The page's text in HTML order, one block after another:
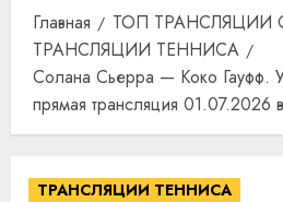
Главная
ТОП ТРАНСЛЯЦИИ
ТРАНСЛЯЦИИ ТЕННИСА
Солана Сьерра — Коко Гауфф.
прямая трансляция 01.07.2026
ТРАНСЛЯЦИИ ТЕННИСА